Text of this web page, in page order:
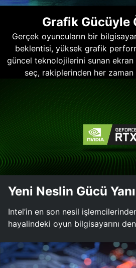
Grafik Gücüyle
Gerçek oyuncuların bir
beklentisi, yüksek grafik
güncel teknolojilerini sunan
seç, rakiplerinden her zaman
Yeni Neslin Gücü
Intel’in en son nesil
hayalindeki oyun bilgisayarını